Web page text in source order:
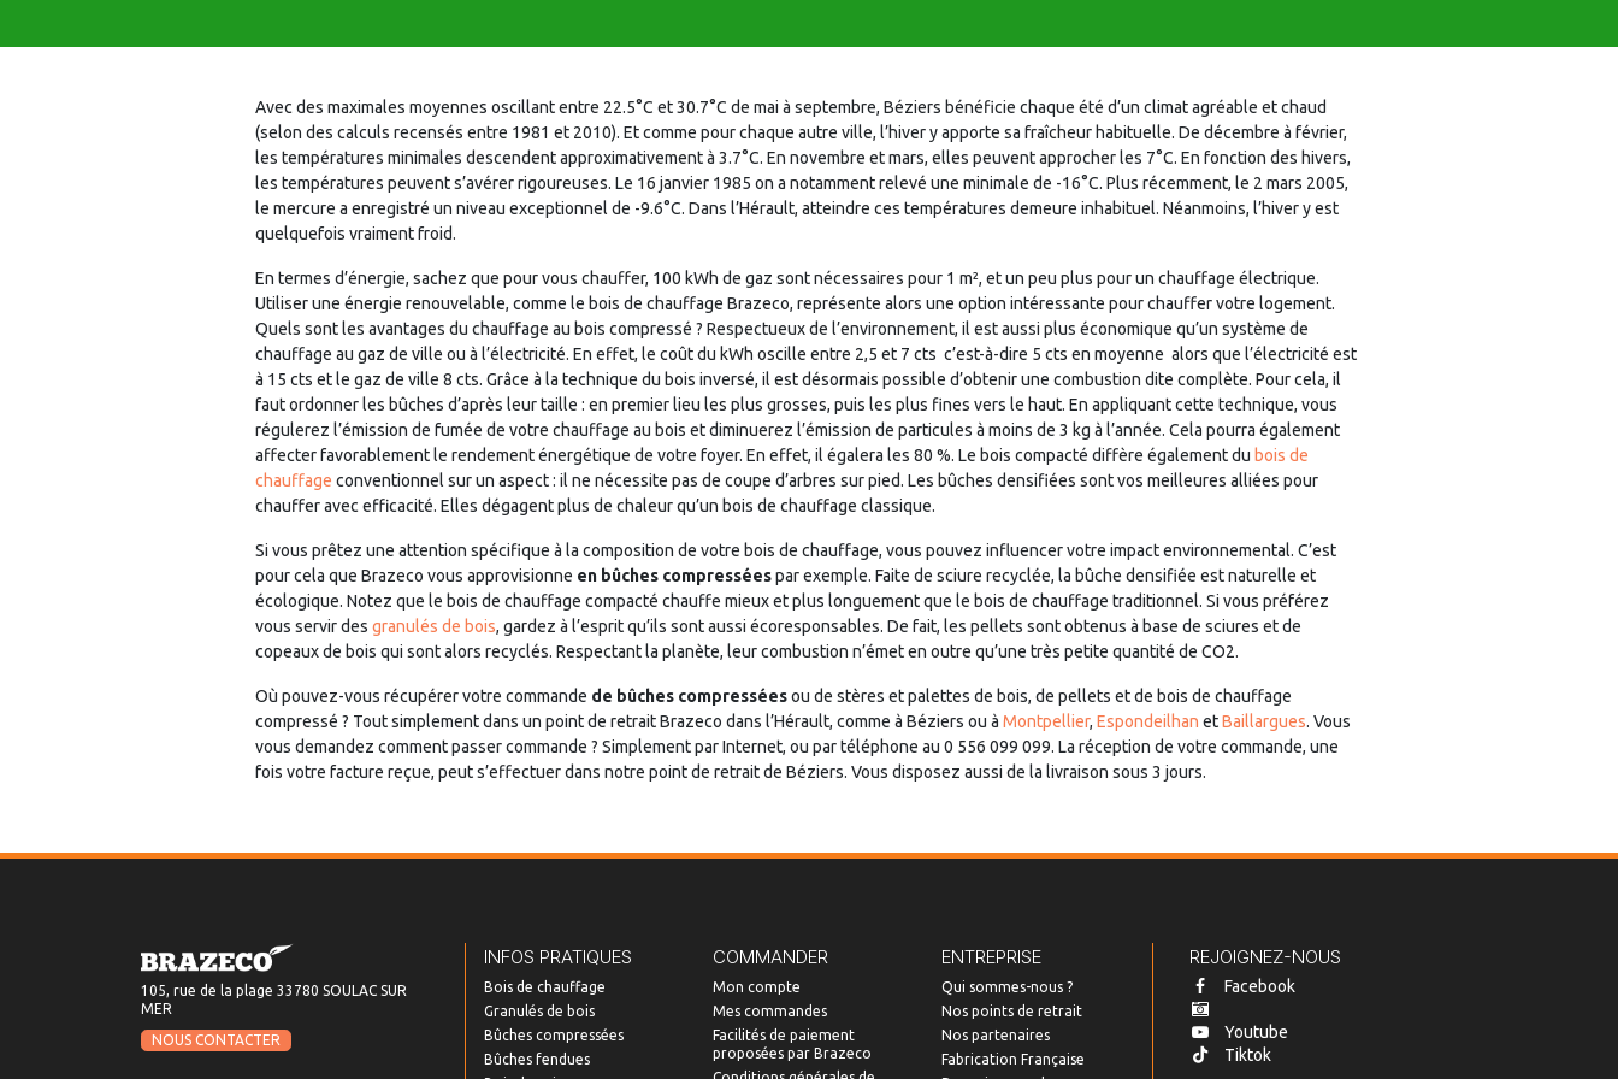
Avec des maximales moyennes oscillant entre 22.5°C et 30.7°C de mai à septembre, Béziers bénéficie chaque été d’un climat agréable et chaud
(selon des calculs recensés entre 1981 et 2010). Et comme pour chaque autre ville, l’hiver y apporte sa fraîcheur habituelle. De décembre à février,
les températures minimales descendent approximativement à 3.7°C. En novembre et mars, elles peuvent approcher les 7°C. En fonction des hivers,
les températures peuvent s’avérer rigoureuses. Le 16 janvier 1985 on a notamment relevé une minimale de -16°C. Plus récemment, le 2 mars 2005,
le mercure a enregistré un niveau exceptionnel de -9.6°C. Dans l’Hérault, atteindre ces températures demeure inhabituel. Néanmoins, l’hiver y est
quelquefois vraiment froid.
En termes d’énergie, sachez que pour vous chauffer, 100 kWh de gaz sont nécessaires pour 1 m², et un peu plus pour un chauffage électrique.
Utiliser une énergie renouvelable, comme le bois de chauffage Brazeco, représente alors une option intéressante pour chauffer votre logement.
Quels sont les avantages du chauffage au bois compressé ? Respectueux de l’environnement, il est aussi plus économique qu’un système de
chauffage au gaz de ville ou à l’électricité. En effet, le coût du kWh oscille entre 2,5 et 7 cts  c’est-à-dire 5 cts en moyenne  alors que l’électricité est
à 15 cts et le gaz de ville 8 cts. Grâce à la technique du bois inversé, il est désormais possible d’obtenir une combustion dite complète. Pour cela, il
faut ordonner les bûches d’après leur taille : en premier lieu les plus grosses, puis les plus fines vers le haut. En appliquant cette technique, vous
régulerez l’émission de fumée de votre chauffage au bois et diminuerez l’émission de particules à moins de 3 kg à l’année. Cela pourra également
affecter favorablement le rendement énergétique de votre foyer. En effet, il égalera les 80 %. Le bois compacté diffère également du bois de
chauffage conventionnel sur un aspect : il ne nécessite pas de coupe d’arbres sur pied. Les bûches densifiées sont vos meilleures alliées pour
chauffer avec efficacité. Elles dégagent plus de chaleur qu’un bois de chauffage classique.
Si vous prêtez une attention spécifique à la composition de votre bois de chauffage, vous pouvez influencer votre impact environnemental. C’est
pour cela que Brazeco vous approvisionne en bûches compresséespar exemple. Faite de sciure recyclée, la bûche densifiée est naturelle et
écologique. Notez que le bois de chauffage compacté chauffe mieux et plus longuement que le bois de chauffage traditionnel. Si vous préférez
vous servir des granulés de bois, gardez à l’esprit qu’ils sont aussi écoresponsables. De fait, les pellets sont obtenus à base de sciures et de
copeaux de bois qui sont alors recyclés. Respectant la planète, leur combustion n’émet en outre qu’une très petite quantité de CO2.
Où pouvez-vous récupérer votre commande de bûches compresséesou de stères et palettes de bois, de pellets et de bois de chauffage
compressé ? Tout simplement dans un point de retrait Brazeco dans l’Hérault, comme à Béziers ou à Montpellier, Espondeilhan etBaillargues. Vous
vous demandez comment passer commande ? Simplement par Internet, ou par téléphone au 0 556 099 099. La réception de votre commande, une
fois votre facture reçue, peut s’effectuer dans notre point de retrait de Béziers. Vous disposez aussi de la livraison sous 3 jours.
105, rue de la plage 33780 SOULAC SUR
MER
NOUS CONTACTER
INFOS PRATIQUES
Bois de chauffage
Granulés de bois
Bûches compressées
Bûches fendues
COMMANDER
Mon compte
Mes commandes
Facilités de paiement
proposées par Brazeco
ENTREPRISE
Qui sommes-nous ?
Nos points de retrait
Nos partenaires
Fabrication Française
REJOIGNEZ-NOUS
Facebook
Youtube
Tiktok